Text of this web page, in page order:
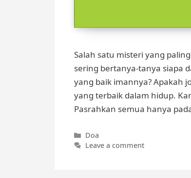
Salah satu misteri yang
sering bertanya-tanya siapa
yang baik imannya? Apakah
yang terbaik dalam hidup.
Pasrahkan semua hanya
Categories
Doa
Leave a comment